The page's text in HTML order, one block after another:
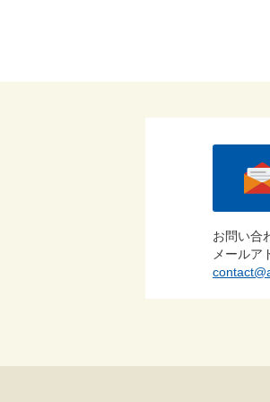
お問い合
メールア